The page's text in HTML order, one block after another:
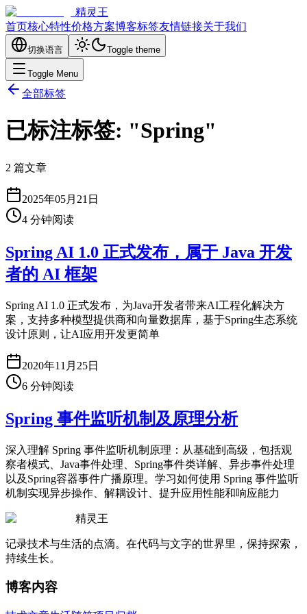
精灵王
首页核心特性价格方案博客标签友情链接关于我们
切换语言 Toggle theme
Toggle Menu
全部标签
已标注标签: "Spring"
2 篇文章
2025年05月21日
4 分钟阅读
Spring AI 1.0 正式发布，属于 Java 开发
者的 AI 框架
Spring AI 1.0 正式发布，为Java开发者带来AI工程化解决方
案，支持多种模型提供商和向量数据库，基于Spring生态系统
设计原则，让AI应用开发更简单
2020年11月25日
6 分钟阅读
Spring 事件监听机制及原理分析
深入理解 Spring 事件监听机制原理：从基础到高级，包括观
察者模式、Java事件处理、Spring事件类详解、异步事件处理
以及Spring容器事件广播原理。学习如何使用 Spring 事件监听
机制实现异步操作、解耦设计、提升应用性能和响应能力
精灵王
记录技术与生活的点滴。在代码与文字的世界里，保持探索，
持续生长。
博客内容